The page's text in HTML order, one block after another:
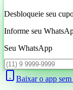
Desbloqueie seu
Informe seu
Seu WhatsApp
Baixar o app